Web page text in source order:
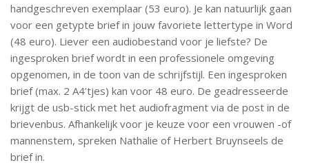
handgeschreven exemplaar (53 euro). Je kan natuurlijk gaan
voor een getypte brief in jouw favoriete lettertype in Word
(48 euro). Liever een audiobestand voor je liefste? De
ingesproken brief wordt in een professionele omgeving
opgenomen, in de toon van de schrijfstijl. Een ingesproken
brief (max. 2 A4’tjes) kan voor 48 euro. De geadresseerde
krijgt de usb-stick met het audiofragment via de post in de
brievenbus. Afhankelijk voor je keuze voor een vrouwen -of
mannenstem, spreken Nathalie of Herbert Bruynseels de
brief in.